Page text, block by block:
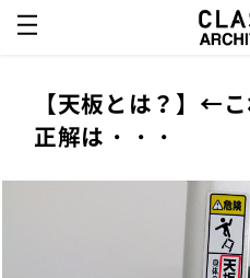
【天板とは？】←
正解は・・・